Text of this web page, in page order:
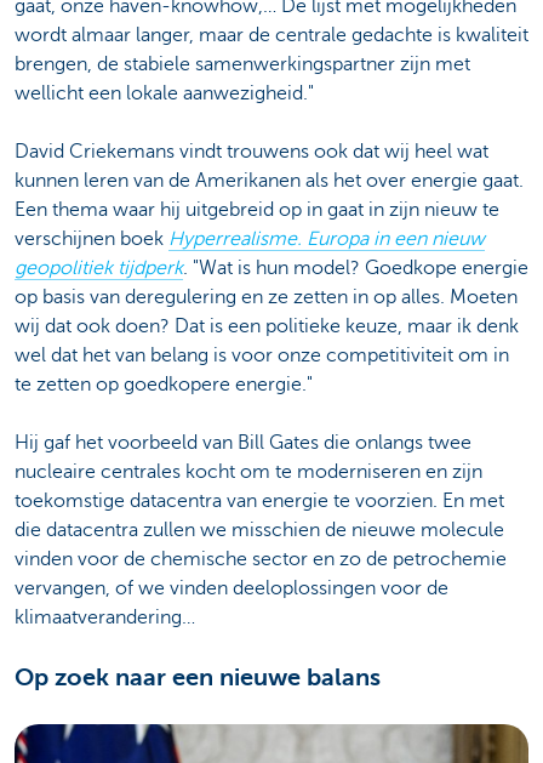
gaat, onze haven-knowhow,… De lijst met mogelijkheden
wordt almaar langer, maar de centrale gedachte is kwaliteit
brengen, de stabiele samenwerkingspartner zijn met
wellicht een lokale aanwezigheid."
David Criekemans vindt trouwens ook dat wij heel wat
kunnen leren van de Amerikanen als het over energie gaat.
Een thema waar hij uitgebreid op in gaat in zijn nieuw te
verschijnen boek Hyperrealisme. Europa in een nieuw
geopolitiek tijdperk. "Wat is hun model? Goedkope energie
op basis van deregulering en ze zetten in op alles. Moeten
wij dat ook doen? Dat is een politieke keuze, maar ik denk
wel dat het van belang is voor onze competitiviteit om in
te zetten op goedkopere energie."
Hij gaf het voorbeeld van Bill Gates die onlangs twee
nucleaire centrales kocht om te moderniseren en zijn
toekomstige datacentra van energie te voorzien. En met
die datacentra zullen we misschien de nieuwe molecule
vinden voor de chemische sector en zo de petrochemie
vervangen, of we vinden deeloplossingen voor de
klimaatverandering…
Op zoek naar een nieuwe balans